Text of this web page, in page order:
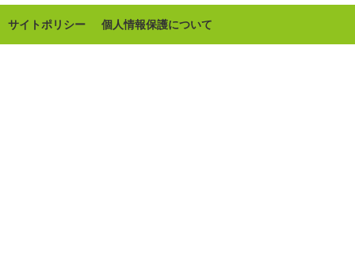
サイトポリシー 個人情報保護について